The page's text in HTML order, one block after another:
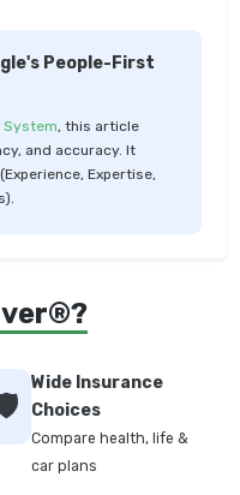
People-First
System, this article
and accuracy. It
Expertise,
Wide Insurance
Choices
Compare health, life &
car plans